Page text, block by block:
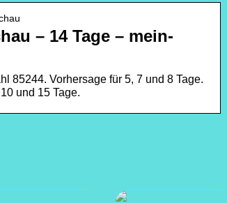
– 14 Tage – mein-
85244. Vorhersage für 5, 7 und 8 Tage.
und 15 Tage.